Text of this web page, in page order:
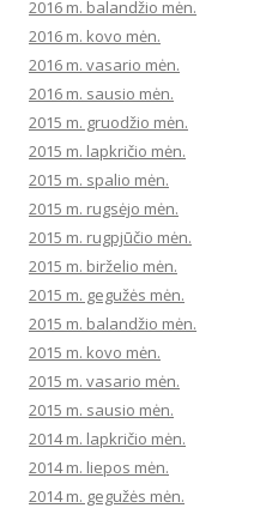
2016 m. balandžio mėn.
2016 m. kovo mėn.
2016 m. vasario mėn.
2016 m. sausio mėn.
2015 m. gruodžio mėn.
2015 m. lapkričio mėn.
2015 m. spalio mėn.
2015 m. rugsėjo mėn.
2015 m. rugpjūčio mėn.
2015 m. birželio mėn.
2015 m. gegužės mėn.
2015 m. balandžio mėn.
2015 m. kovo mėn.
2015 m. vasario mėn.
2015 m. sausio mėn.
2014 m. lapkričio mėn.
2014 m. liepos mėn.
2014 m. gegužės mėn.